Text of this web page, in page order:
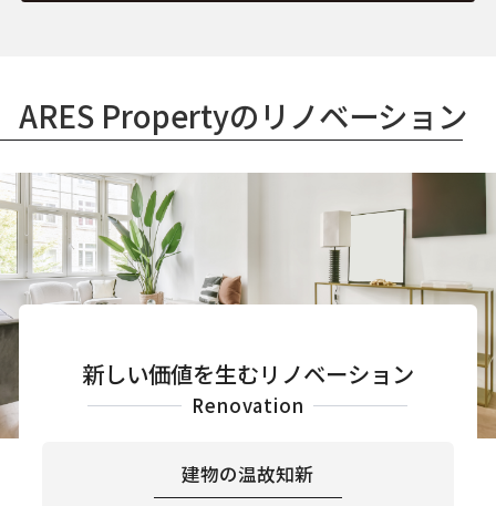
ARES Propertyのリノベーション
新しい価値を生むリノベーション
Renovation
建物の温故知新